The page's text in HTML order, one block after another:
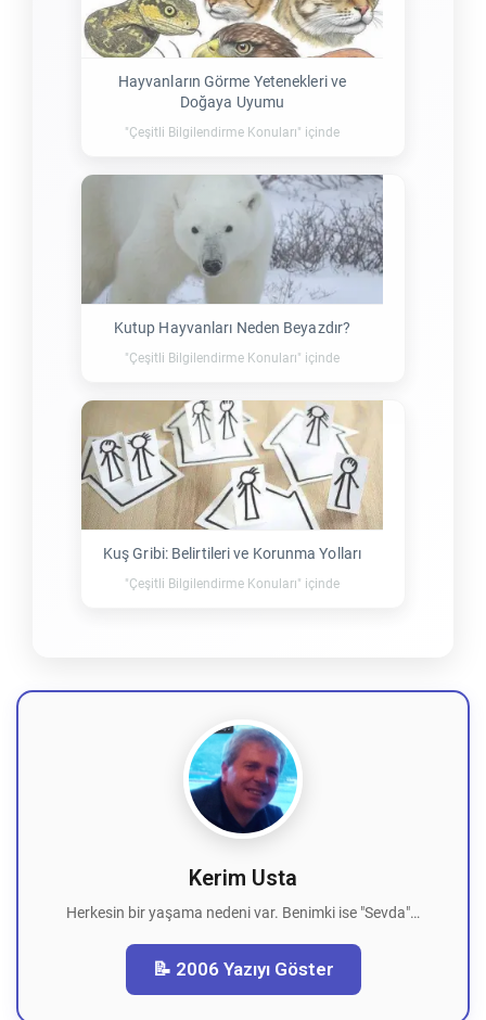
Hayvanların Görme Yetenekleri ve
Doğaya Uyumu
"Çeşitli Bilgilendirme Konuları" içinde
Kutup Hayvanları Neden Beyazdır?
"Çeşitli Bilgilendirme Konuları" içinde
Kuş Gribi: Belirtileri ve Korunma Yolları
"Çeşitli Bilgilendirme Konuları" içinde
Kerim Usta
Herkesin bir yaşama nedeni var. Benimki ise "Sevda"…
📝 2006 Yazıyı Göster